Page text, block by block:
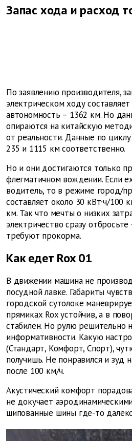
Запас хода и расход
По заявлению производителя,
электрическом ходу
автономность – 1362 км. Но
опираются на китайскую
от реальности. Данные по
235 и 1115 км соответственно.
Но и они достигаются только
флегматичном вождении. Если
водитель, то в режиме город/
составляет около 30 кВт∙ч/100
км. Так что мечты о низких
электричество сразу
требуют прокорма.
Как едет Rox 01
В движении машина не
посудной лавке. Габариты
городской сутолоке
прямиках Rox устойчив, а в
стабилен. Но рулю решительно
информативности. Какую
(Стандарт, Комфорт, Спорт),
получишь. Не понравился и зуд
после 100 км/ч.
Акустический комфорт
не докучает
шипованные шины где-то